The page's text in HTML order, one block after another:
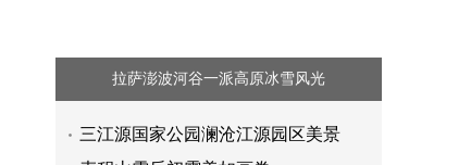
拉萨澎波河谷一派高原冰雪风光
三江源国家公园澜沧江源园区美景